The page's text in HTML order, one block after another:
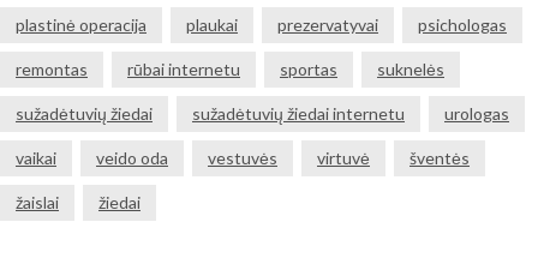
plastinė operacija plaukai prezervatyvai psichologas
remontas rūbai internetu sportas suknelės
sužadėtuvių žiedai sužadėtuvių žiedai internetu urologas
vaikai veido oda vestuvės virtuvė šventės
žaislai žiedai